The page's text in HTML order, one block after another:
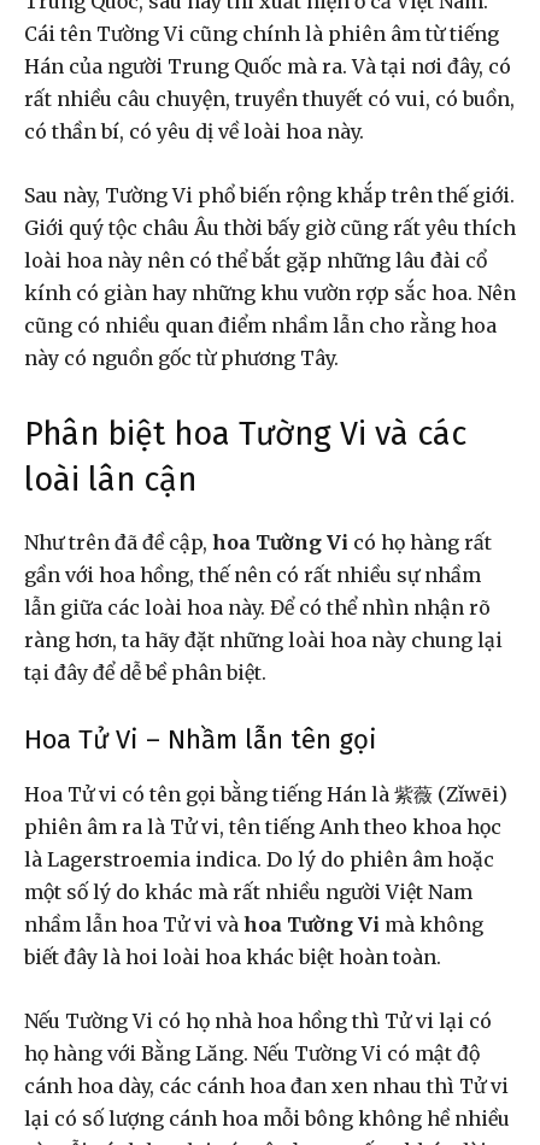
Cái tên Tường Vi cũng chính là phiên âm từ tiếng
Hán của người Trung Quốc mà ra. Và tại nơi đây, có
rất nhiều câu chuyện, truyền thuyết có vui, có buồn,
có thần bí, có yêu dị về loài hoa này.
Sau này, Tường Vi phổ biến rộng khắp trên thế giới.
Giới quý tộc châu Âu thời bấy giờ cũng rất yêu thích
loài hoa này nên có thể bắt gặp những lâu đài cổ
kính có giàn hay những khu vườn rợp sắc hoa. Nên
cũng có nhiều quan điểm nhầm lẫn cho rằng hoa
này có nguồn gốc từ phương Tây.
Phân biệt hoa Tường Vi và các
loài lân cận
Như trên đã đề cập, hoa Tường Vi có họ hàng rất
gần với hoa hồng, thế nên có rất nhiều sự nhầm
lẫn giữa các loài hoa này. Để có thể nhìn nhận rõ
ràng hơn, ta hãy đặt những loài hoa này chung lại
tại đây để dễ bề phân biệt.
Hoa Tử Vi – Nhầm lẫn tên gọi
Hoa Tử vi có tên gọi bằng tiếng Hán là 紫薇 (Zǐwēi)
phiên âm ra là Tử vi, tên tiếng Anh theo khoa học
là Lagerstroemia indica. Do lý do phiên âm hoặc
một số lý do khác mà rất nhiều người Việt Nam
nhầm lẫn hoa Tử vi và hoa Tường Vi mà không
biết đây là hoi loài hoa khác biệt hoàn toàn.
Nếu Tường Vi có họ nhà hoa hồng thì Tử vi lại có
họ hàng với Bằng Lăng. Nếu Tường Vi có mật độ
cánh hoa dày, các cánh hoa đan xen nhau thì Tử vi
lại có số lượng cánh hoa mỗi bông không hề nhiều